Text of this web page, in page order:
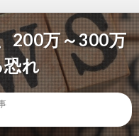
200万～300万
恐れ